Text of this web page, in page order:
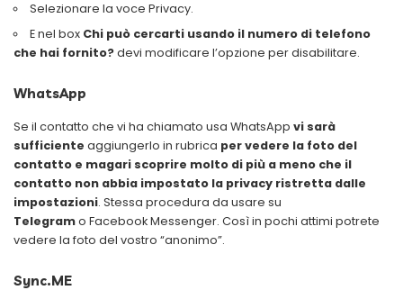
Selezionare la voce Privacy.
E nel box Chi può cercarti usando il numero di telefono
che hai fornito?devi modificare l’opzione per disabilitare.
WhatsApp
Se il contatto che vi ha chiamato usa WhatsApp vi sarà
sufficiente aggiungerlo in rubrica per vedere la foto del
contatto e magari scoprire molto di più a meno che il
contatto non abbia impostato la privacy ristretta dalle
impostazioni. Stessa procedura da usare su
Telegramo Facebook Messenger. Così in pochi attimi potrete
vedere la foto del vostro “anonimo”.
Sync.ME